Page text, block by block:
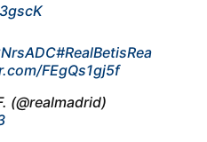
#RealBetisRea
FEgQs1gj5f
(@realmadrid)